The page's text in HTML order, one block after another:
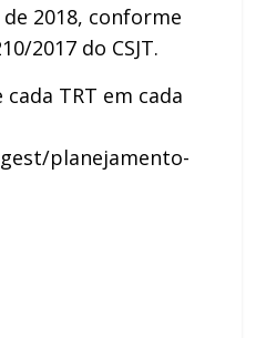
2018, conforme
2017 do CSJT.
TRT em cada
planejamento-